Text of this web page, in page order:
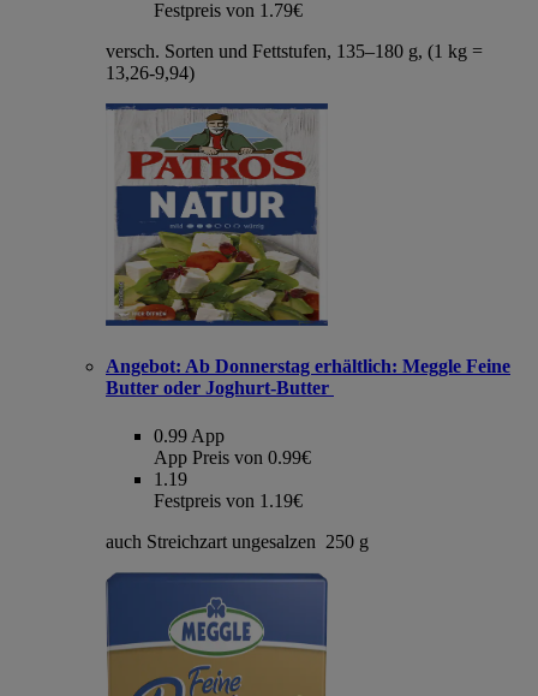
Festpreis von 1.79€
versch. Sorten und Fettstufen, 135–180 g, (1 kg =
13,26-9,94)
Angebot: Ab Donnerstag erhältlich: Meggle Feine
Butter oder Joghurt-Butter
0.99 App
App Preis von 0.99€
1.19
Festpreis von 1.19€
auch Streichzart ungesalzen 250 g